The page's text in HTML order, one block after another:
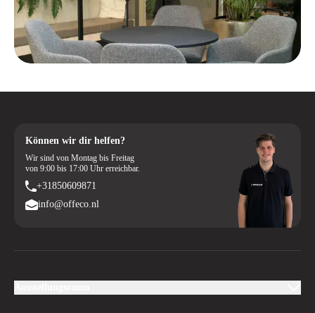
Können wir dir helfen?
Wir sind von Montag bis Freitag
von 9:00 bis 17:00 Uhr erreichbar.
+31850609871
info@offeco.nl